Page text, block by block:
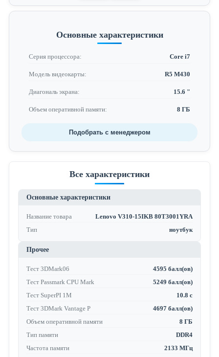
Основные характеристики
Серия процессора: Core i7
Модель видеокарты: R5 M430
Диагональ экрана: 15.6 "
Объем оперативной памяти: 8 ГБ
Подобрать с менеджером
Все характеристики
Основные характеристики
Название товара
Lenovo V310-15IKB 80T3001YRA
Тип
ноутбук
Прочее
Тест 3DMark06
4595 балл(ов)
Тест Passmark CPU Mark
5249 балл(ов)
Тест SuperPI 1M
10.8 с
Тест 3DMark Vantage P
4697 балл(ов)
Объем оперативной памяти
8 ГБ
Тип памяти
DDR4
Частота памяти
2133 МГц